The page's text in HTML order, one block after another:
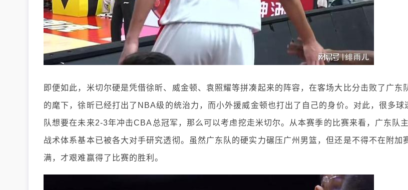
即便如此，米切尔硬是凭借徐昕、威金顿、袁照耀等拼凑起来的阵容，在客场大比分击败了广东
的麾下，徐昕已经打出了NBA级的统治力，而小外援威金顿也打出了自己的身价。对此，很多球
队想要在未来2-3年冲击CBA总冠军，那么可以考虑挖走米切尔。从本赛季的比赛来看，广东队
战术体系基本已被各大对手研究透彻。虽然广东队的硬实力碾压广州男篮，但还是不得不在附加
满，才艰难赢得了比赛的胜利。